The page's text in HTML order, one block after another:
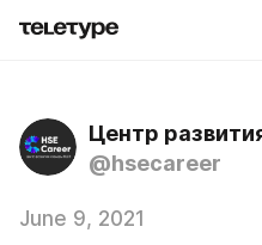
Центр
@hsecareer
June 9, 2021